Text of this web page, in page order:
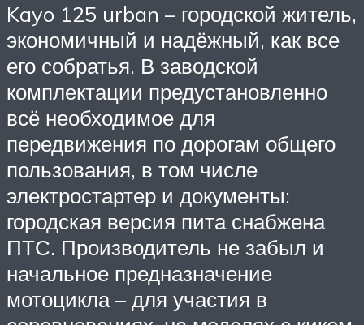
Kayo 125 urban – городской житель,
экономичный и надёжный, как все
его собратья. В заводской
комплектации предустановленно
всё необходимое для
передвижения по дорогам общего
пользования, в том числе
электростартер и документы:
городская версия пита снабжена
ПТС. Производитель не забыл и
начальное предназначение
мотоцикла – для участия в